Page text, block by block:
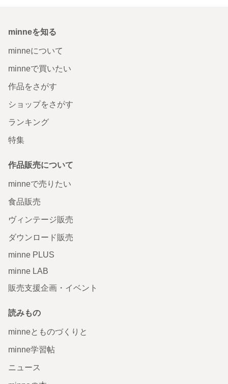
minneを知る
minneについて
minneで買いたい
作品をさがす
ショップをさがす
ランキング
特集
作品販売について
minneで売りたい
食品販売
ヴィンテージ販売
ダウンロード販売
minne PLUS
minne LAB
販売支援企画・イベント
読みもの
minneとものづくりと
minne学習帖
ニュース